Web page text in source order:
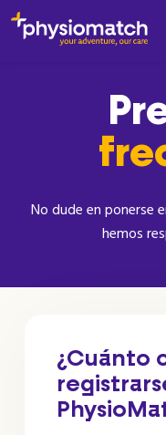
No dude en ponerse
hemos
¿Cuánto